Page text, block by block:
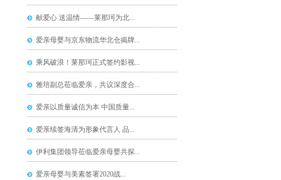
献爱心 送温情——莱那珂为北...
爱亲母婴与京东物流华北仓揭牌...
乘风破浪！莱那珂正式签约影视...
雅培副总莅临爱亲，共议深度合...
爱亲以质量诚信为本 中国质量...
爱亲续签海清为形象代言人 品...
伊利集团领导莅临爱亲母婴共探...
爱亲母婴与美素签署2020战...